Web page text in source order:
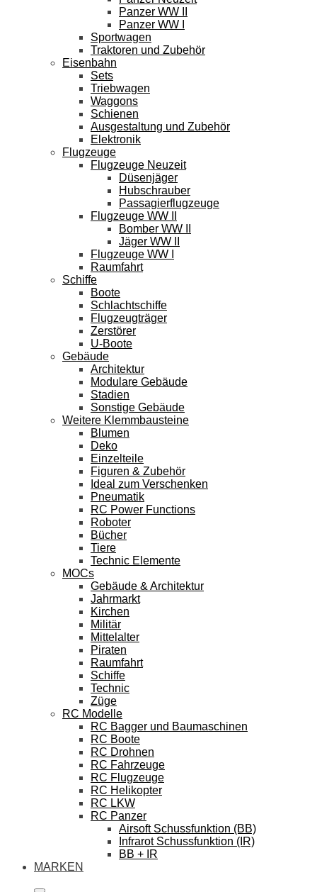
Panzer WW II
Panzer WW I
Sportwagen
Traktoren und Zubehör
Eisenbahn
Sets
Triebwagen
Waggons
Schienen
Ausgestaltung und Zubehör
Elektronik
Flugzeuge
Flugzeuge Neuzeit
Düsenjäger
Hubschrauber
Passagierflugzeuge
Flugzeuge WW II
Bomber WW II
Jäger WW II
Flugzeuge WW I
Raumfahrt
Schiffe
Boote
Schlachtschiffe
Flugzeugträger
Zerstörer
U-Boote
Gebäude
Architektur
Modulare Gebäude
Stadien
Sonstige Gebäude
Weitere Klemmbausteine
Blumen
Deko
Einzelteile
Figuren & Zubehör
Ideal zum Verschenken
Pneumatik
RC Power Functions
Roboter
Bücher
Tiere
Technic Elemente
MOCs
Gebäude & Architektur
Jahrmarkt
Kirchen
Militär
Mittelalter
Piraten
Raumfahrt
Schiffe
Technic
Züge
RC Modelle
RC Bagger und Baumaschinen
RC Boote
RC Drohnen
RC Fahrzeuge
RC Flugzeuge
RC Helikopter
RC LKW
RC Panzer
Airsoft Schussfunktion (BB)
Infrarot Schussfunktion (IR)
BB + IR
MARKEN